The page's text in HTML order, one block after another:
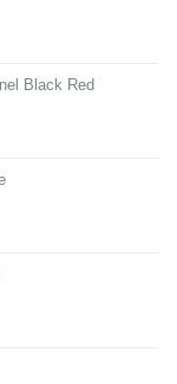
Black Red